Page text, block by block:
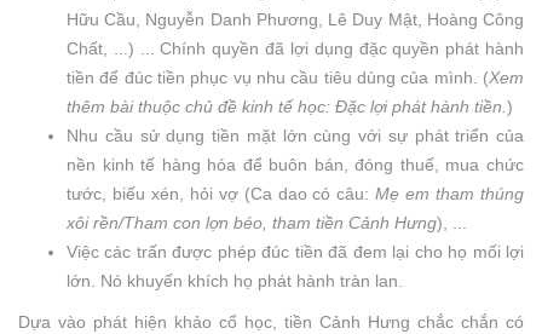
Hữu Cầu, Nguyễn Danh Phương, Lê Duy Mật, Hoàng Công
Chất, ...) ... Chính quyền đã lợi dụng đặc quyền phát hành
tiền để đúc tiền phục vụ nhu cầu tiêu dùng của mình. (Xem
thêm bài thuộc chủ đề kinh tế học: Đặc lợi phát hành tiền.)
Nhu cầu sử dụng tiền mặt lớn cùng với sự phát triển của
nền kinh tế hàng hóa để buôn bán, đóng thuế, mua chức
tước, biếu xén, hỏi vợ (Ca dao có câu:Mẹ em tham thúng
xôi rền/Tham con lợn béo, tham tiền Cảnh Hưng), ...
Việc các trấn được phép đúc tiền đã đem lại cho họ mối lợi
lớn. Nó khuyến khích họ phát hành tràn lan.
Dựa vào phát hiện khảo cổ học, tiền Cảnh Hưng chắc chắn có